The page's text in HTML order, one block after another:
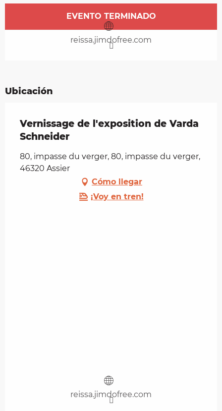
Horarios y datos de contacto
EVENTO TERMINADO
reissa.jimdofree.com
Ubicación
Vernissage de l'exposition de Varda
Schneider
80, impasse du verger, 80, impasse du verger,
46320 Assier
Cómo llegar
¡Voy en tren!
reissa.jimdofree.com